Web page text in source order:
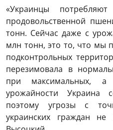
«Украинцы
продовольственной
тонн. Сейчас даже с
млн тонн, это то, что мы
подконтрольных
перезимовала в
при максимальных,
урожайности Украина
поэтому угрозы с
украинских граждан